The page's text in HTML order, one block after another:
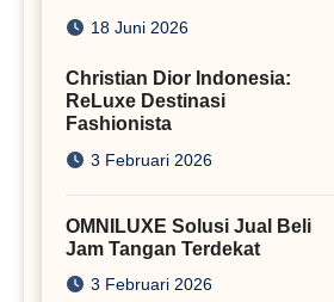
Rumah
18 Juni 2026
Christian Dior Indonesia:
ReLuxe Destinasi
Fashionista
3 Februari 2026
OMNILUXE Solusi Jual Beli
Jam Tangan Terdekat
3 Februari 2026